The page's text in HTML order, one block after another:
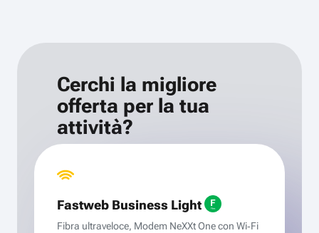
Cerchi la migliore
offerta per la tua
attività?
Fastweb Business Light
Fibra ultraveloce, Modem NeXXt One con Wi‑Fi